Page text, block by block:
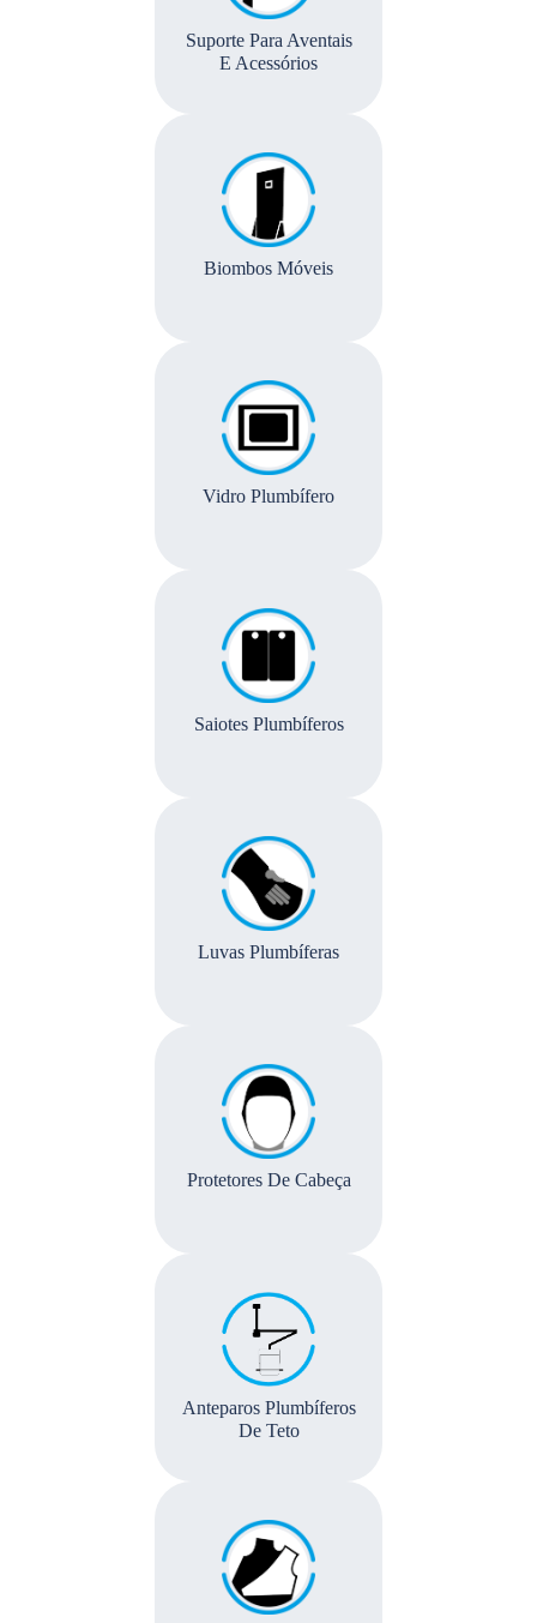
Suporte Para Aventais
E Acessórios
Biombos Móveis
Vidro Plumbífero
Saiotes Plumbíferos
Luvas Plumbíferas
Protetores De Cabeça
Anteparos Plumbíferos
De Teto